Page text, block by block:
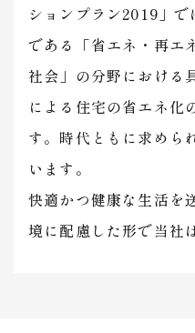
ションプラン2019」
である「省エネ・再エ
社会」の分野における
による住宅の省エネ化
す。時代ともに求めら
います。
快適かつ健康な生活を
境に配慮した形で当社